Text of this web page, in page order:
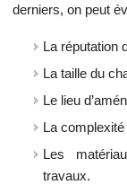
derniers, on peut
La réputation
La taille du
Le lieu
La
Les
travaux.